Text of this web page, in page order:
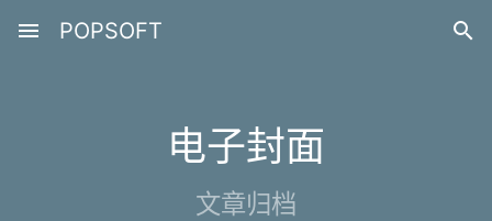
menu POPSOFT 
电子封面
文章归档